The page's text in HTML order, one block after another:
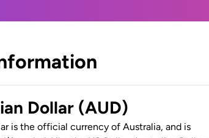
Dollar (AUD)
is the official currency of Australia, and is